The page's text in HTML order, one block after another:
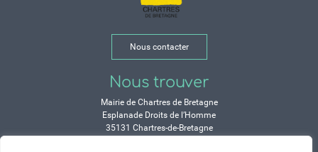
Nous contacter
Nous trouver
Mairie de Chartres de Bretagne
Esplanade Droits de l’Homme
35131 Chartres-de-Bretagne